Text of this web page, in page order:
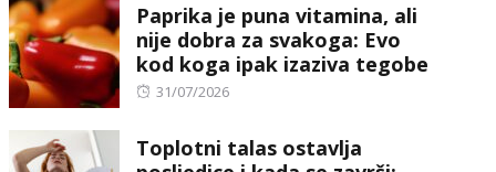
Paprika je puna vitamina, ali
nije dobra za svakoga: Evo
kod koga ipak izaziva tegobe
Posted
31/07/2026
Toplotni talas ostavlja